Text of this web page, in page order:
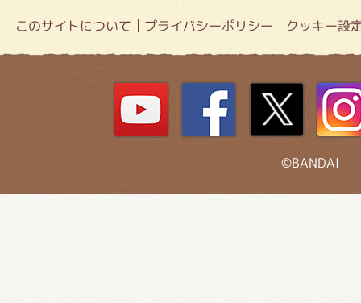
このサイトについて プライバシーポリシー クッキー設
©BANDAI